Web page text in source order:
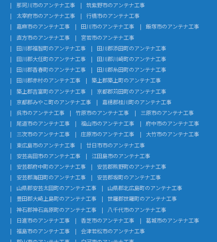
那珂川市のアンテナ工事
筑紫野市のアンテナ工事
太宰府市のアンテナ工事
行橋市のアンテナ工事
嘉麻市のアンテナ工事
田川市のアンテナ工事
飯塚市のアンテナ工事
直方市のアンテナ工事
宮若市のアンテナ工事
田川郡福智町のアンテナ工事
田川郡添田町のアンテナ工事
田川郡大任町のアンテナ工事
田川郡川崎町のアンテナ工事
田川郡香春町のアンテナ工事
田川郡糸田町のアンテナ工事
田川郡赤村のアンテナ工事
築上郡築上町のアンテナ工事
築上郡吉富町のアンテナ工事
京都郡苅田町のアンテナ工事
京都郡みやこ町のアンテナ工事
嘉穂郡桂川町のアンテナ工事
呉市のアンテナ工事
竹原市のアンテナ工事
三原市のアンテナ工事
尾道市のアンテナ工事
福山市のアンテナ工事
府中市のアンテナ工事
三次市のアンテナ工事
庄原市のアンテナ工事
大竹市のアンテナ工事
東広島市のアンテナ工事
廿日市市のアンテナ工事
安芸高田市のアンテナ工事
江田島市のアンテナ工事
安芸郡府中町のアンテナ工事
安芸郡熊野町のアンテナ工事
安芸郡海田町のアンテナ工事
安芸郡坂町のアンテナ工事
山県郡安芸太田町のアンテナ工事
山県郡北広島町のアンテナ工事
豊田郡大崎上島町のアンテナ工事
世羅郡世羅町のアンテナ工事
神石郡神石高原町のアンテナ工事
八千代市のアンテナ工事
日進市のアンテナ工事
香芝市のアンテナ工事
葛城市のアンテナ工事
福島市のアンテナ工事
会津若松市のアンテナ工事